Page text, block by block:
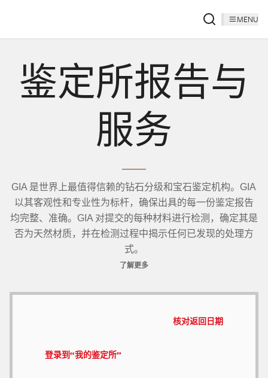
MENU
鉴定所报告与
服务
GIA 是世界上最值得信赖的钻石分级和宝石鉴定机构。GIA
以其客观性和专业性为标杆，确保出具的每一份鉴定报告
均完整、准确。GIA 对提交的每种材料进行检测，确定其是
否为天然材质，并在检测过程中揭示任何已发现的处理方
式。
了解更多
核对返回日期
登录到“我的鉴定所”